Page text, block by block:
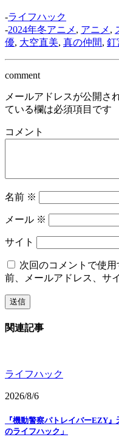
-ライフハック
-2024年冬アニメ , アニメ ,
優, 大空直美, 真の仲間, 釘
comment
メールアドレスが公開さ
ている欄は必須項目です
コメント
名前 ※
メール ※
サイト
次回のコメントで使
前、メールアドレス、サ
関連記事
ライフハック
2026/8/6
『機動警察パトレイバーEZY
のライフハック」